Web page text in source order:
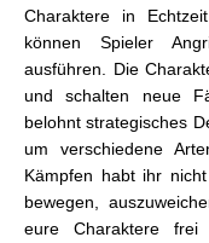
Charaktere in
können Spieler
ausführen. Die
und schalten neue
belohnt strategisches
um verschiedene
Kämpfen habt ihr
bewegen,
eure Charaktere